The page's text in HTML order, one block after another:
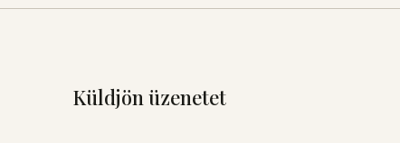
Küldjön üzenetet